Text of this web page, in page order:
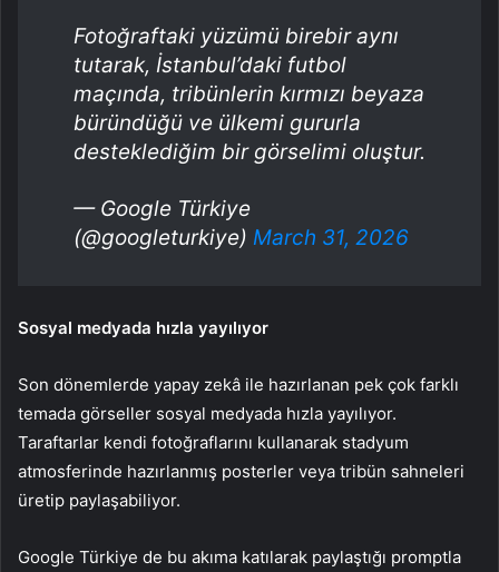
Fotoğraftaki yüzümü birebir aynı
tutarak, İstanbul’daki futbol
maçında, tribünlerin kırmızı beyaza
büründüğü ve ülkemi gururla
desteklediğim bir görselimi oluştur.
— Google Türkiye
(@googleturkiye) March 31, 2026
Sosyal medyada hızla yayılıyor
Son dönemlerde yapay zekâ ile hazırlanan pek çok farklı
temada görseller sosyal medyada hızla yayılıyor.
Taraftarlar kendi fotoğraflarını kullanarak stadyum
atmosferinde hazırlanmış posterler veya tribün sahneleri
üretip paylaşabiliyor.
Google Türkiye de bu akıma katılarak paylaştığı promptla